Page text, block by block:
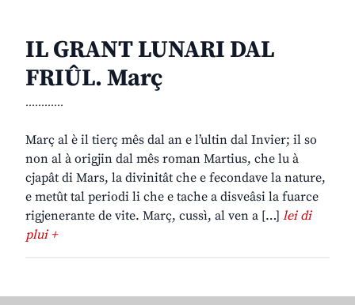
IL GRANT LUNARI DAL
FRIÛL. Març
............
Març al è il tierç mês dal an e l’ultin dal Invier; il so
non al à origjin dal mês roman Martius, che lu à
cjapât di Mars, la divinitât che e fecondave la nature,
e metût tal periodi li che e tache a disveâsi la fuarce
rigjenerante de vite. Març, cussì, al ven a […] lei di
plui +